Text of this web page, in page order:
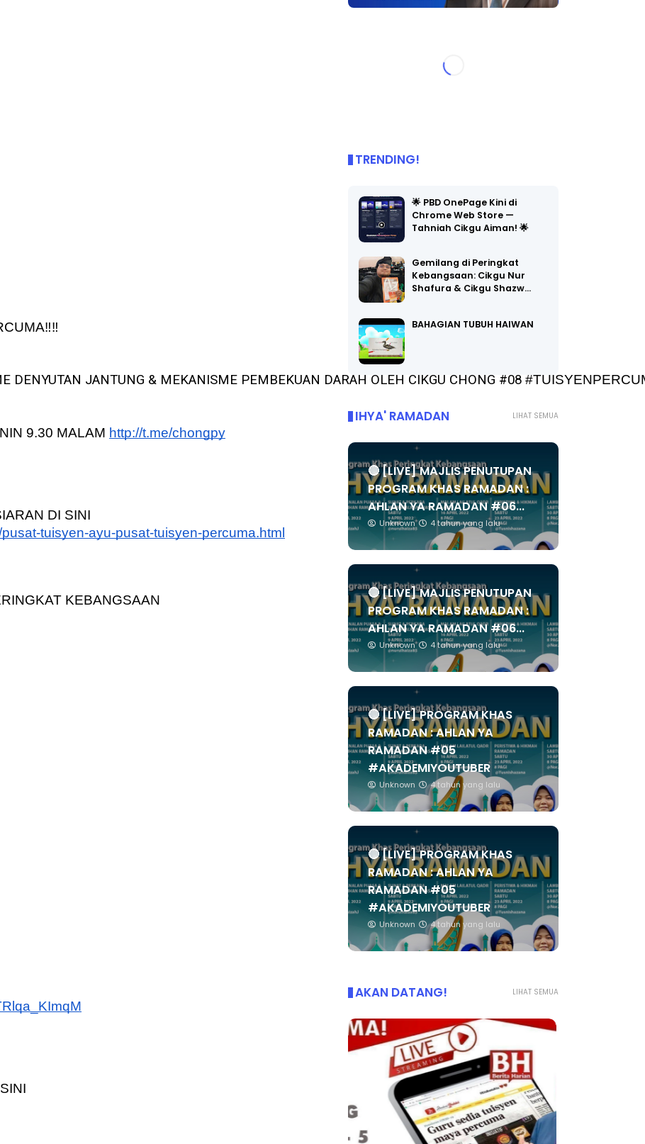
DENYUTAN JANTUNG & MEKANISME PEMBEKUAN DARAH OLEH CIKGU CHONG #08
9.30 MALAM http://t.me/chongpy
DI SINI
tuisyen-ayu-pusat-tuisyen-percuma.html
KEBANGSAAN
TRENDING!
🌟 PBD OnePage Kini di
Chrome Web Store —
Tahniah Cikgu Aiman! 🌟
Gemilang di Peringkat
Kebangsaan: Cikgu Nur
Shafura & Cikgu Shazw…
BAHAGIAN TUBUH HAIWAN
LIHAT SEMUA
IHYA' RAMADAN
🔴 [LIVE] MAJLIS PENUTUPAN
PROGRAM KHAS RAMADAN :
AHLAN YA RAMADAN #06...
Unknown 4 tahun yang lalu
🔴 [LIVE] MAJLIS PENUTUPAN
PROGRAM KHAS RAMADAN :
AHLAN YA RAMADAN #06...
Unknown 4 tahun yang lalu
🔴 [LIVE] PROGRAM KHAS
RAMADAN : AHLAN YA
RAMADAN #05
#AKADEMIYOUTUBER
Unknown 4 tahun yang lalu
🔴 [LIVE] PROGRAM KHAS
RAMADAN : AHLAN YA
RAMADAN #05
#AKADEMIYOUTUBER
Unknown 4 tahun yang lalu
LIHAT SEMUA
AKAN DATANG!